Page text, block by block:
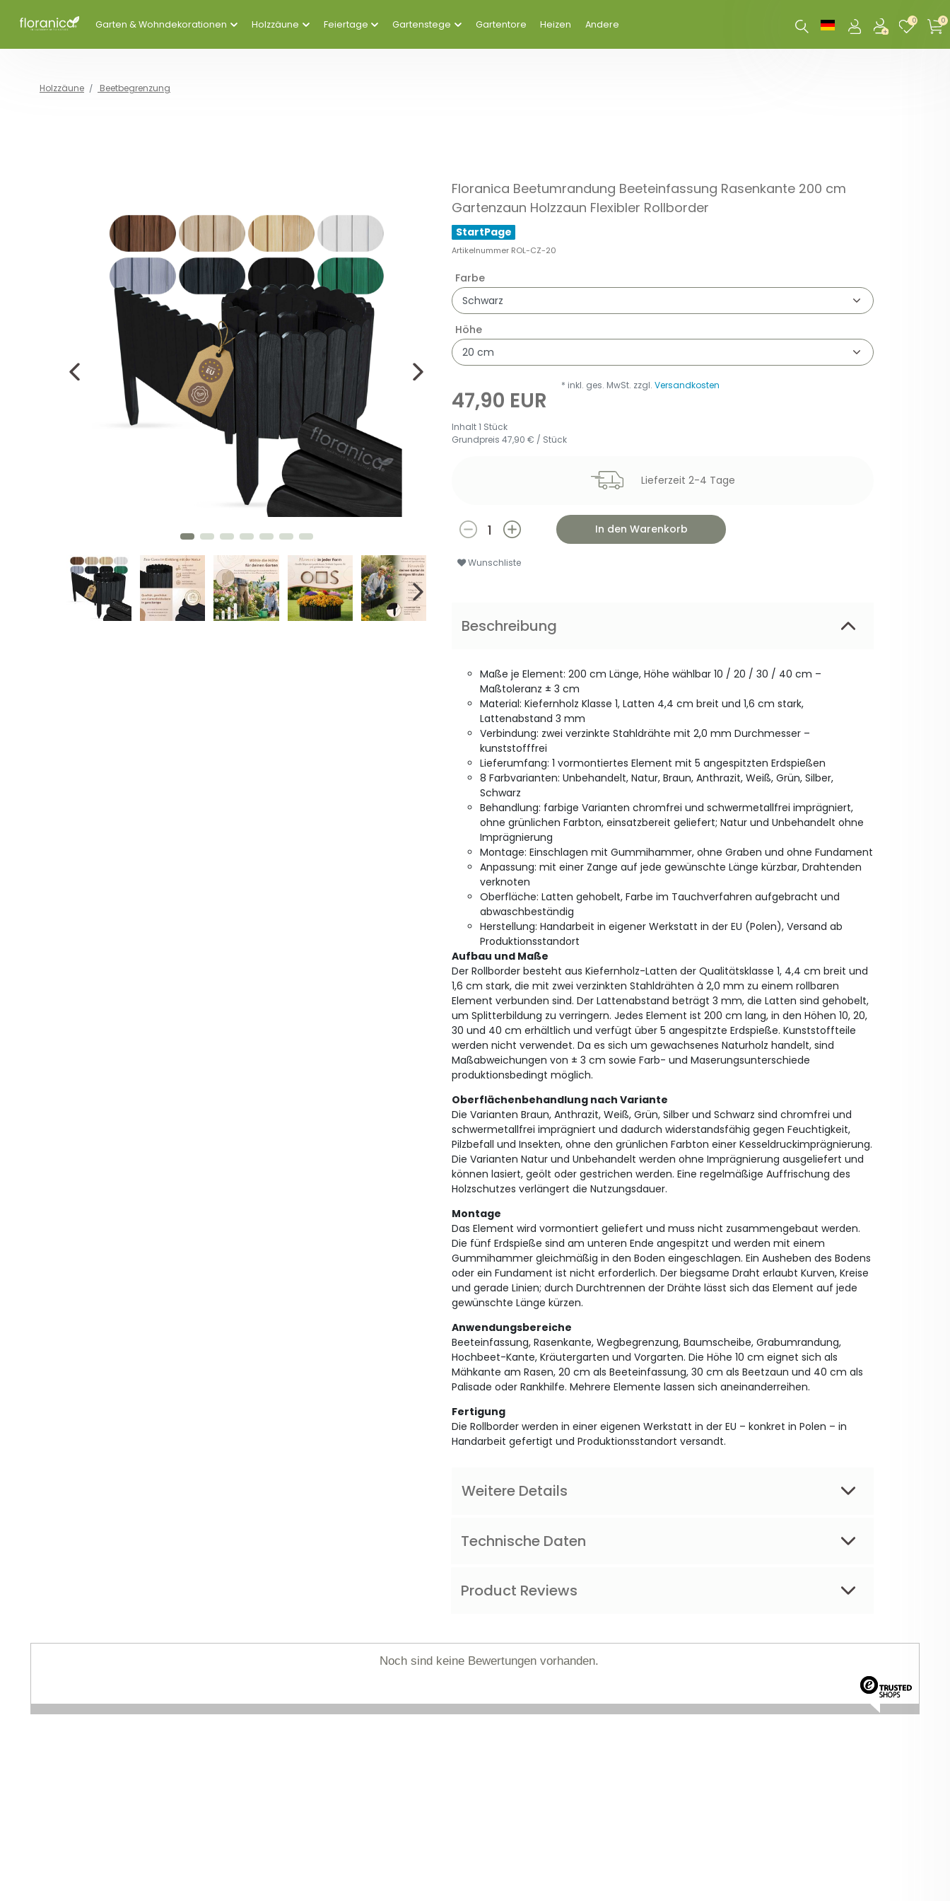
0 0
Garten & Wohndekorationen Holzzäune Feiertage Gartenstege Gartentore Heizen Andere
Holzzäune Beetbegrenzung
Floranica Beetumrandung Beeteinfassung Rasenkante 200 cm
Gartenzaun Holzzaun Flexibler Rollborder
StartPage
Artikelnummer ROL-CZ-20
Farbe
Höhe
47,90 EUR
Inhalt1 Stück
Grundpreis47,90 € / Stück
Lieferzeit 2-4 Tage
In den Warenkorb
Wunschliste
* inkl. ges. MwSt. zzgl.Versandkosten
Beschreibung
Maße je Element: 200 cm Länge, Höhe wählbar 10 / 20 / 30 / 40 cm –
Maßtoleranz ± 3 cm
Material: Kiefernholz Klasse 1, Latten 4,4 cm breit und 1,6 cm stark,
Lattenabstand 3 mm
Verbindung: zwei verzinkte Stahldrähte mit 2,0 mm Durchmesser –
kunststofffrei
Lieferumfang: 1 vormontiertes Element mit 5 angespitzten Erdspießen
8 Farbvarianten: Unbehandelt, Natur, Braun, Anthrazit, Weiß, Grün, Silber,
Schwarz
Behandlung: farbige Varianten chromfrei und schwermetallfrei imprägniert,
ohne grünlichen Farbton, einsatzbereit geliefert; Natur und Unbehandelt ohne
Imprägnierung
Montage: Einschlagen mit Gummihammer, ohne Graben und ohne Fundament
Anpassung: mit einer Zange auf jede gewünschte Länge kürzbar, Drahtenden
verknoten
Oberfläche: Latten gehobelt, Farbe im Tauchverfahren aufgebracht und
abwaschbeständig
Herstellung: Handarbeit in eigener Werkstatt in der EU (Polen), Versand ab
Produktionsstandort
Aufbau und Maße
Der Rollborder besteht aus Kiefernholz-Latten der Qualitätsklasse 1, 4,4 cm breit und
1,6 cm stark, die mit zwei verzinkten Stahldrähten à 2,0 mm zu einem rollbaren
Element verbunden sind. Der Lattenabstand beträgt 3 mm, die Latten sind gehobelt,
um Splitterbildung zu verringern. Jedes Element ist 200 cm lang, in den Höhen 10, 20,
30 und 40 cm erhältlich und verfügt über 5 angespitzte Erdspieße. Kunststoffteile
werden nicht verwendet. Da es sich um gewachsenes Naturholz handelt, sind
Maßabweichungen von ± 3 cm sowie Farb- und Maserungsunterschiede
produktionsbedingt möglich.
Oberflächenbehandlung nach Variante
Die Varianten Braun, Anthrazit, Weiß, Grün, Silber und Schwarz sind chromfrei und
schwermetallfrei imprägniert und dadurch widerstandsfähig gegen Feuchtigkeit,
Pilzbefall und Insekten, ohne den grünlichen Farbton einer Kesseldruckimprägnierung.
Die Varianten Natur und Unbehandelt werden ohne Imprägnierung ausgeliefert und
können lasiert, geölt oder gestrichen werden. Eine regelmäßige Auffrischung des
Holzschutzes verlängert die Nutzungsdauer.
Montage
Das Element wird vormontiert geliefert und muss nicht zusammengebaut werden.
Die fünf Erdspieße sind am unteren Ende angespitzt und werden mit einem
Gummihammer gleichmäßig in den Boden eingeschlagen. Ein Ausheben des Bodens
oder ein Fundament ist nicht erforderlich. Der biegsame Draht erlaubt Kurven, Kreise
und gerade Linien; durch Durchtrennen der Drähte lässt sich das Element auf jede
gewünschte Länge kürzen.
Anwendungsbereiche
Beeteinfassung, Rasenkante, Wegbegrenzung, Baumscheibe, Grabumrandung,
Hochbeet-Kante, Kräutergarten und Vorgarten. Die Höhe 10 cm eignet sich als
Mähkante am Rasen, 20 cm als Beeteinfassung, 30 cm als Beetzaun und 40 cm als
Palisade oder Rankhilfe. Mehrere Elemente lassen sich aneinanderreihen.
Fertigung
Die Rollborder werden in einer eigenen Werkstatt in der EU – konkret in Polen – in
Handarbeit gefertigt und Produktionsstandort versandt.
Weitere Details
Technische Daten
Product Reviews
Noch sind keine Bewertungen vorhanden.